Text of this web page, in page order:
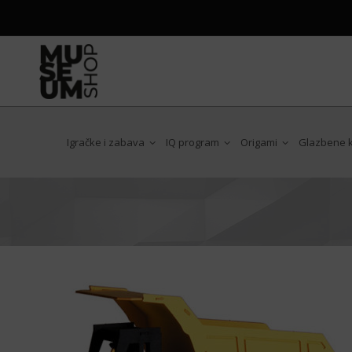
Igračke i zabava IQ program Origami Glazbene
Claude Monet
Edgar Degas
Egon Schiele